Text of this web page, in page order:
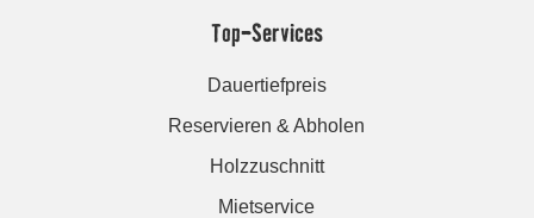
Top-Services
Dauertiefpreis
Reservieren & Abholen
Holzzuschnitt
Mietservice